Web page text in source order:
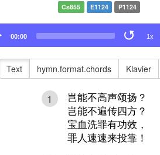
Cs855 E1124 P1124
00:00 1x
Text hymn.format.chords Klavier
1
岂能不高声颂扬？
岂能不遍传四方？
宝血洗罪有功效，
罪人速速来投靠！